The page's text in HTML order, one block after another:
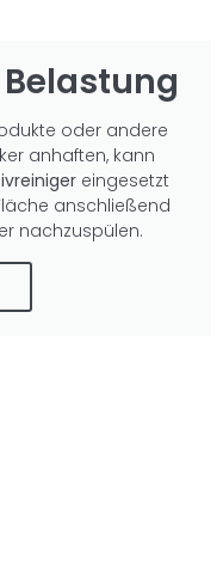
oder andere
anhaften, kann
eingesetzt
anschließend
nachzuspülen.